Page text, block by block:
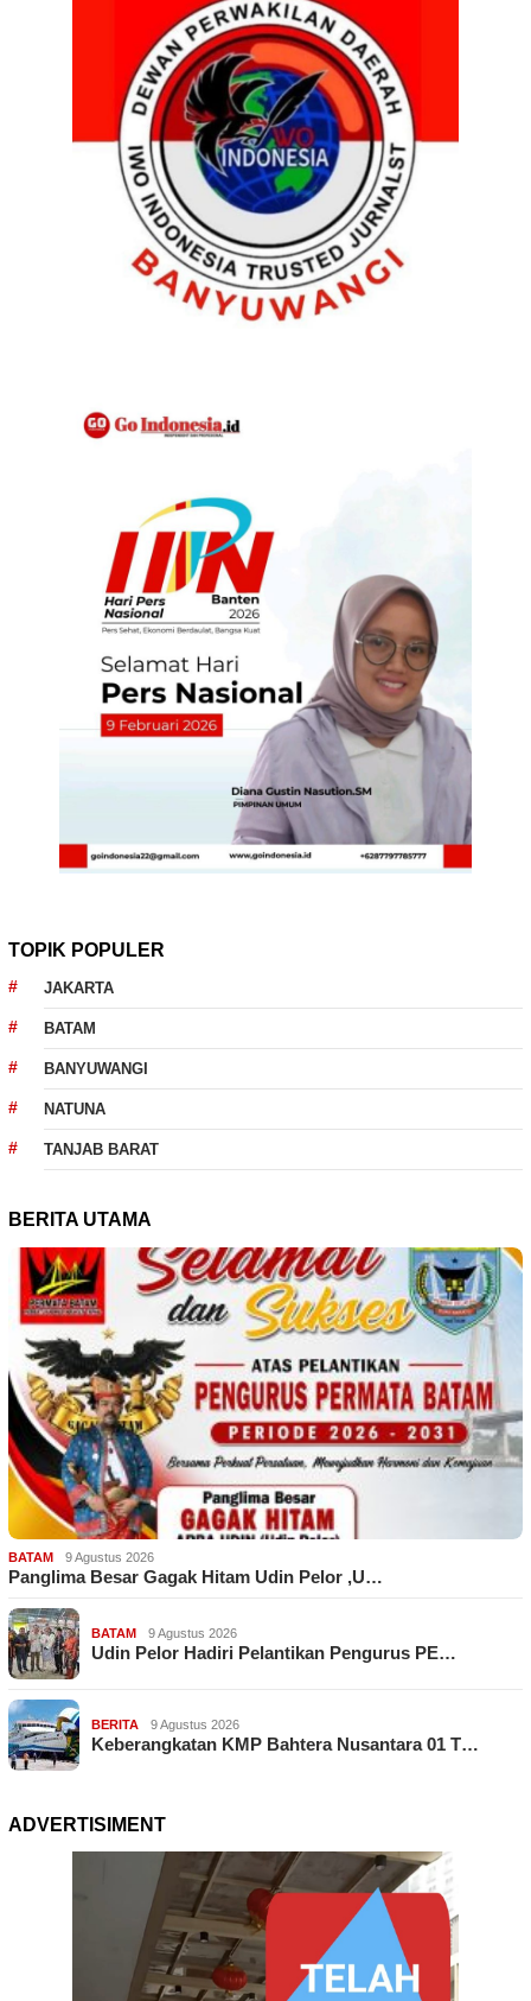
TOPIK POPULER
JAKARTA
BATAM
BANYUWANGI
NATUNA
TANJAB BARAT
BERITA UTAMA
BATAM 9 Agustus 2026
Panglima Besar Gagak Hitam Udin Pelor ,U…
BATAM 9 Agustus 2026
Udin Pelor Hadiri Pelantikan Pengurus PE…
BERITA 9 Agustus 2026
Keberangkatan KMP Bahtera Nusantara 01 T…
ADVERTISIMENT